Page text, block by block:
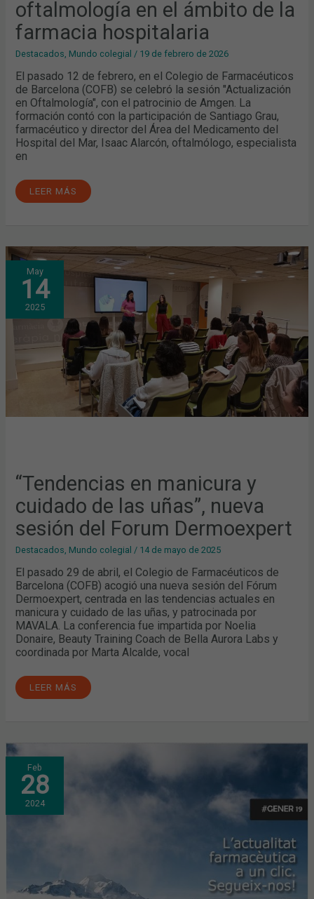
oftalmología en el ámbito de la
farmacia hospitalaria
Destacados, Mundo colegial / 19 de febrero de 2026
El pasado 12 de febrero, en el Colegio de Farmacéuticos
de Barcelona (COFB) se celebró la sesión "Actualización
en Oftalmología", con el patrocinio de Amgen. La
formación contó con la participación de Santiago Grau,
farmacéutico y director del Área del Medicamento del
Hospital del Mar, Isaac Alarcón, oftalmólogo, especialista
en
LEER MÁS
May
14
2025
“Tendencias en manicura y
cuidado de las uñas”, nueva
sesión del Forum Dermoexpert
Destacados Mundo colegial / 14 de mayo de 2025
El pasado 29 de abril, el Colegio de Farmacéuticos de
Barcelona (COFB) acogió una nueva sesión del Fórum
Dermoexpert, centrada en las tendencias actuales en
manicura y cuidado de las uñas, y patrocinada por
MAVALA. La conferencia fue impartida por Noelia
Donaire, Beauty Training Coach de Bella Aurora Labs y
coordinada por Marta Alcalde, vocal
“TENDENCIAS
EN
MANICURA
Y
CUIDADO
DE
LAS
SESIÓN
FORUM
DERMOEXPERT
LEER MÁS
Feb
28
2024
NUEVA
EDICIÓN
DEL
TALLER
PRÁCTICO
"PLANTILLAS:
USOS